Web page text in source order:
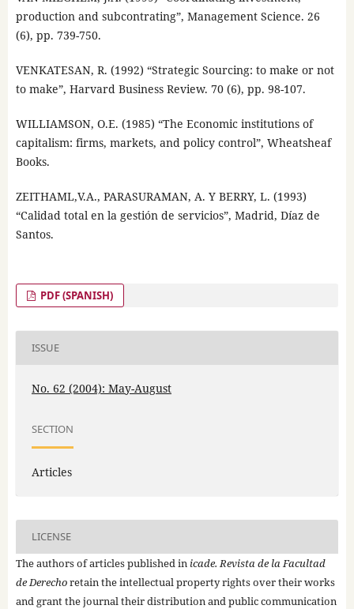
production and subcontrating”, Management Science. 26
(6), pp. 739-750.
VENKATESAN, R. (1992) “Strategic Sourcing: to make or not
to make”, Harvard Business Review. 70 (6), pp. 98-107.
WILLIAMSON, O.E. (1985) “The Economic institutions of
capitalism: firms, markets, and policy control”, Wheatsheaf
Books.
ZEITHAML,V.A., PARASURAMAN, A. Y BERRY, L. (1993)
“Calidad total en la gestión de servicios”, Madrid, Díaz de
Santos.
PDF (SPANISH)
ISSUE
No. 62 (2004): May-August
SECTION
Articles
LICENSE
The authors of articles published in icade. Revista de la Facultad
de Derechoretain the intellectual property rights over their works
and grant the journal their distribution and public communication